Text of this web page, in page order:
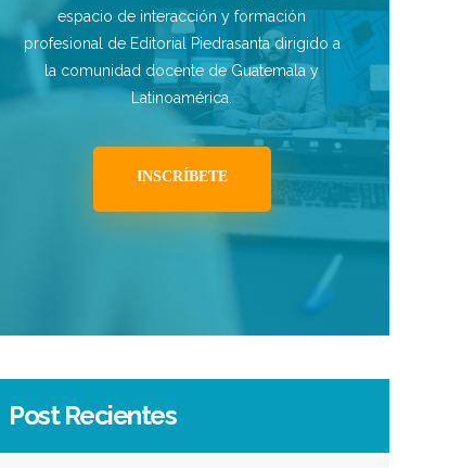
espacio de interacción y formación
profesional de Editorial Piedrasanta dirigido a
la comunidad docente de Guatemala y
Latinoamérica.
INSCRÍBETE
Post Recientes